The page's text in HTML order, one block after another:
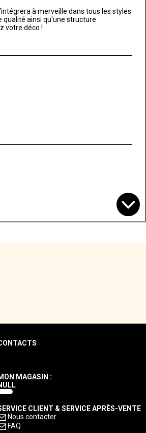
à merveille dans tous les styles
qualité ainsi qu'une structure
votre déco !
MAGASIN :
CLIENT & SERVICE APRÈS-VENTE
Nous contacter
FAQ